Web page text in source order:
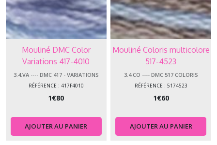
Mouliné DMC Color
Variations 417-4010
3.4.VA ---- DMC 417 - VARIATIONS
RÉFÉRENCE : 417F4010
1€80
AJOUTER AU PANIER
Mouliné Coloris multicolore
517-4523
3.4.CO ---- DMC 517 COLORIS
RÉFÉRENCE : 5174523
1€60
AJOUTER AU PANIER